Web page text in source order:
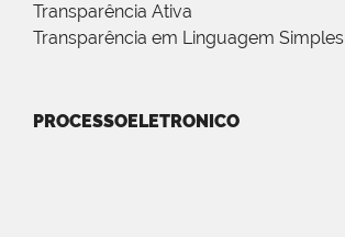
Transparência Ativa
Transparência em Linguagem Simples
PROCESSOELETRONICO